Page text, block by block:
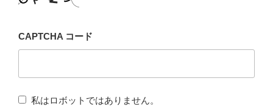
CAPTCHA コード
私はロボットではありません。